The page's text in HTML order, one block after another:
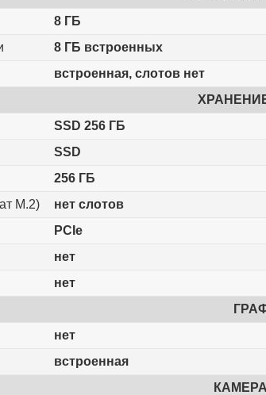
8 ГБ
8 ГБ встроенных
встроенная, слотов нет
SSD 256 ГБ
SSD
256 ГБ
M.2)
нет слотов
PCIe
нет
нет
нет
встроенная